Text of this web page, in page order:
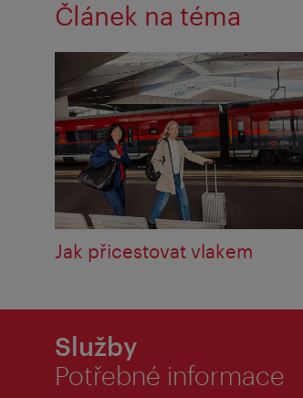
Článek na téma
Jak přicestovat vlakem
Služby
Potřebné informace